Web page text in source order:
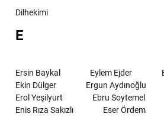
Dilhekimi
E
Ersin Baykal Eylem Ejder
Ekin Dülger
Ergun Aydınoğlu
Erol Yeşilyurt
Ebru Soytemel
Enis Rıza Sakızlı
Eser Ördem